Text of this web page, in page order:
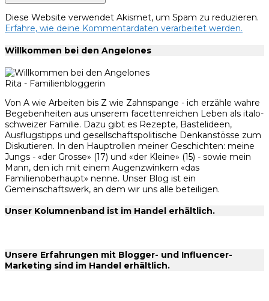
Diese Website verwendet Akismet, um Spam zu reduzieren.
Erfahre, wie deine Kommentardaten verarbeitet werden.
Willkommen bei den Angelones
Rita - Familienbloggerin
Von A wie Arbeiten bis Z wie Zahnspange - ich erzähle wahre
Begebenheiten aus unserem facettenreichen Leben als italo-
schweizer Familie. Dazu gibt es Rezepte, Bastelideen,
Ausflugstipps und gesellschaftspolitische Denkanstösse zum
Diskutieren. In den Hauptrollen meiner Geschichten: meine
Jungs - «der Grosse» (17) und «der Kleine» (15) - sowie mein
Mann, den ich mit einem Augenzwinkern «das
Familienoberhaupt» nenne. Unser Blog ist ein
Gemeinschaftswerk, an dem wir uns alle beteiligen.
Unser Kolumnenband ist im Handel erhältlich.
Unsere Erfahrungen mit Blogger- und Influencer-
Marketing sind im Handel erhältlich.